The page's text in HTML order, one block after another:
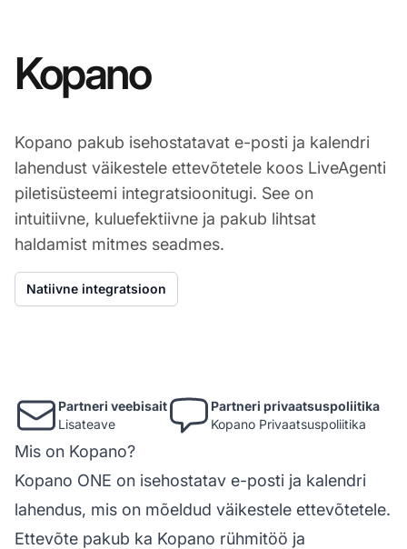
Kopano
Kopano pakub isehostatavat e-posti ja kalendri
lahendust väikestele ettevõtetele koos LiveAgenti
piletisüsteemi integratsioonitugi. See on
intuitiivne, kuluefektiivne ja pakub lihtsat
haldamist mitmes seadmes.
Natiivne integratsioon
Partneri veebisait
Lisateave
Partneri privaatsuspoliitika
Kopano Privaatsuspoliitika
Mis on Kopano?
Kopano ONE on isehostatav e-posti ja kalendri
lahendus, mis on mõeldud väikestele ettevõtetele.
Ettevõte pakub ka Kopano rühmitöö ja